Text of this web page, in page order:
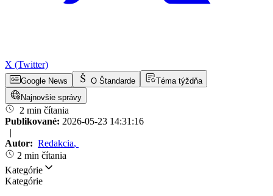
X (Twitter)
Google News O Štandarde
Téma týždňa
Najnovšie správy
2 min čítania
Publikované: 2026-05-23 14:31:16
|
Autor: Redakcia,
2 min čítania
Kategórie
Kategórie